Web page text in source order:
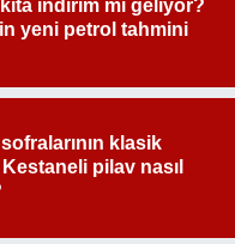
indirim mi geliyor?
yeni petrol tahmini
sofralarının klasik
Kestaneli pilav nasıl